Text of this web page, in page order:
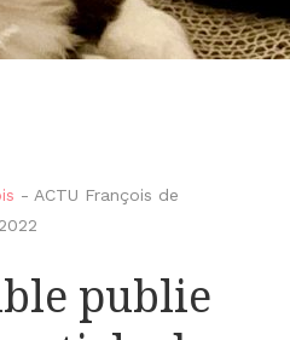
- ACTU François de
publie